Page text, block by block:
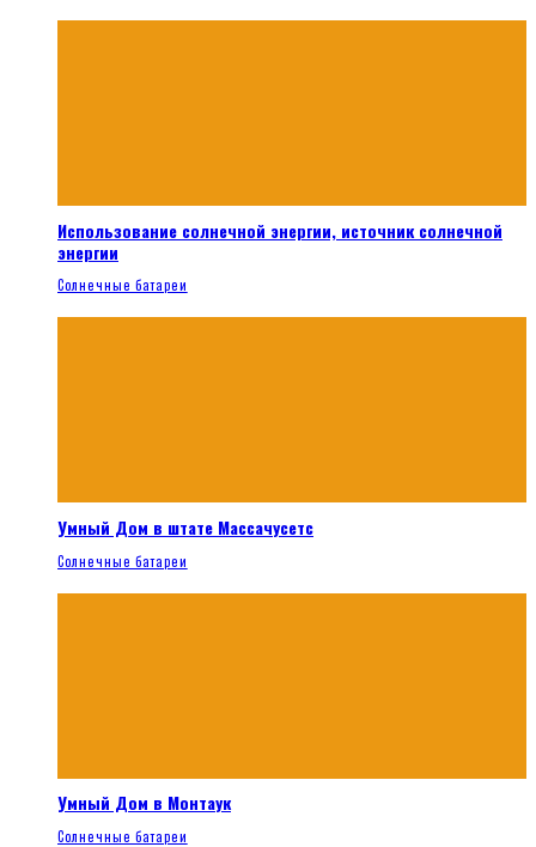
Использование солнечной энергии, источник солнечной
энергии
Солнечные батареи
Умный Дом в штате Массачусетс
Солнечные батареи
Умный Дом в Монтаук
Солнечные батареи